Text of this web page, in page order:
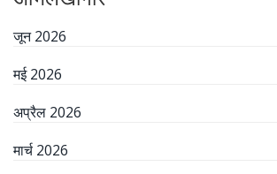
जून 2026
मई 2026
अप्रैल 2026
मार्च 2026